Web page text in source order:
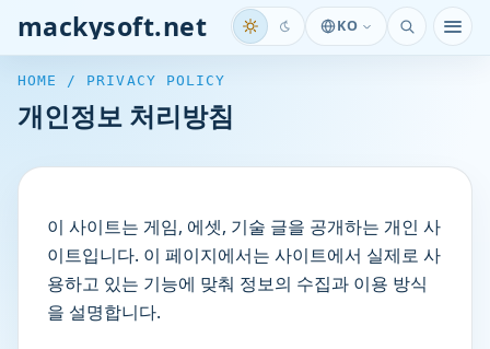
mackysoft.net KO 메
HOME / PRIVACY POLICY
개인정보 처리방침
이 사이트는 게임, 에셋, 기술 글을 공개하는 개인 사
이트입니다. 이 페이지에서는 사이트에서 실제로 사
용하고 있는 기능에 맞춰 정보의 수집과 이용 방식
을 설명합니다.